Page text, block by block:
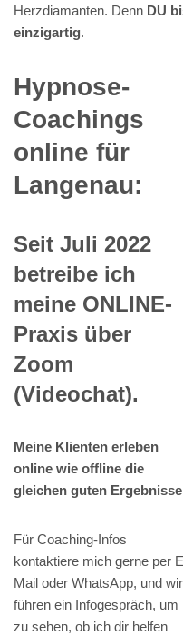
Herzdiamanten. Denn DU
einzigartig.
Hypnose-
Coachings
online für
Langenau:
Seit Juli 2022
betreibe ich
meine ONLINE-
Praxis über
Zoom
(Videochat).
Meine Klienten erleben
online wie offline die
gleichen guten
Für Coaching-Infos
kontaktiere mich gerne per
Mail oder WhatsApp, und wir
führen ein Infogespräch, um
zu sehen, ob ich dir helfen